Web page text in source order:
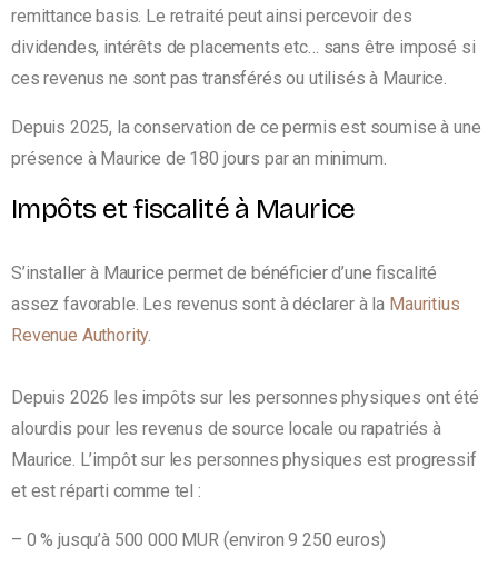
remittance basis. Le retraité peut ainsi percevoir des
dividendes, intérêts de placements etc… sans être imposé si
ces revenus ne sont pas transférés ou utilisés à Maurice.
Depuis 2025, la conservation de ce permis est soumise à une
présence à Maurice de 180 jours par an minimum.
Impôts et fiscalité à Maurice
S’installer à Maurice permet de bénéficier d’une fiscalité
assez favorable. Les revenus sont à déclarer à la Mauritius
Revenue Authority.
Depuis 2026 les impôts sur les personnes physiques ont été
alourdis pour les revenus de source locale ou rapatriés à
Maurice. L’impôt sur les personnes physiques est progressif
et est réparti comme tel :
– 0 %jusqu’à 500 000 MUR (environ 9 250 euros)